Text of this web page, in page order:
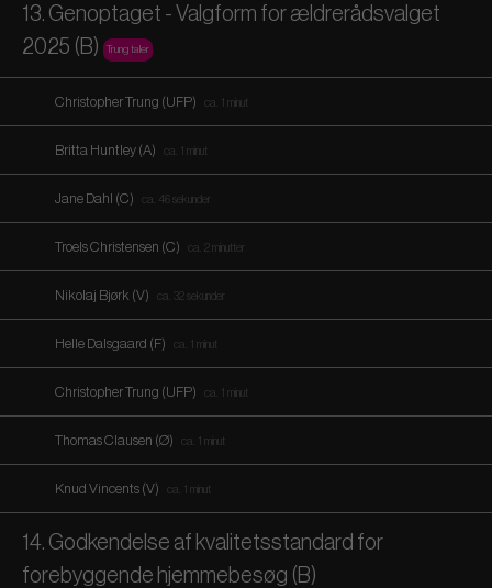
13. Genoptaget - Valgform for ældrerådsvalget
2025 (B)
Trung taler
Christopher Trung (UFP) ca. 1 minut
Britta Huntley (A) ca. 1 minut
Jane Dahl (C) ca. 46 sekunder
Troels Christensen (C) ca. 2 minutter
Nikolaj Bjørk (V) ca. 32 sekunder
Helle Dalsgaard (F) ca. 1 minut
Christopher Trung (UFP) ca. 1 minut
Thomas Clausen (Ø) ca. 1 minut
Knud Vincents (V) ca. 1 minut
14. Godkendelse af kvalitetsstandard for
forebyggende hjemmebesøg (B)